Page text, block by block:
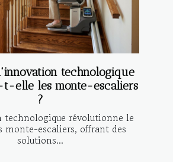
technologique
t-elle les monte-escaliers
?
technologique révolutionne le
monte-escaliers, offrant des
solutions...